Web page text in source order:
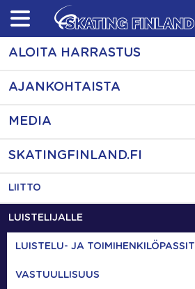
Skip
content
ALOITA HARRASTUS
AJANKOHTAISTA
MEDIA
SKATINGFINLAND.FI
LIITTO
LUISTELIJALLE
LUISTELU- JA TOIMIHENKILÖPASSIT
VASTUULLISUUS